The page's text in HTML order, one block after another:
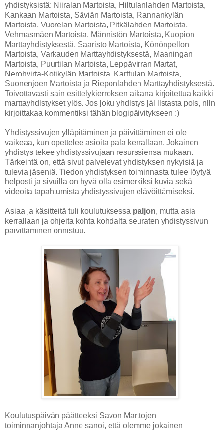
yhdistyksistä: Niiralan Martoista, Hiltulanlahden Martoista,
Kankaan Martoista, Säviän Martoista, Rannankylän
Martoista, Vuorelan Martoista, Pitkälahden Martoista,
Vehmasmäen Martoista, Männistön Martoista, Kuopion
Marttayhdistyksestä, Saaristo Martoista, Könönpellon
Martoista, Varkauden Marttayhdistyksestä, Maaningan
Martoista, Puurtilan Martoista, Leppävirran Martat,
Nerohvirta-Kotikylän Martoista, Karttulan Martoista,
Suonenjoen Martoista ja Rieponlahden Marttayhdistyksestä.
Toivottavasti sain esittelykierroksen aikana kirjoitettua kaikki
marttayhdistykset ylös. Jos joku yhdistys jäi listasta pois, niin
kirjoittakaa kommentiksi tähän blogipäivitykseen :)
Yhdistyssivujen ylläpitäminen ja päivittäminen ei ole
vaikeaa, kun opettelee asioita pala kerrallaan. Jokainen
yhdistys tekee yhdistyssivujaan resurssiensa mukaan.
Tärkeintä on, että sivut palvelevat yhdistyksen nykyisiä ja
tulevia jäseniä. Tiedon yhdistyksen toiminnasta tulee löytyä
helposti ja sivuilla on hyvä olla esimerkiksi kuvia sekä
videoita tapahtumista yhdistyssivujen elävöittämiseksi.
Asiaa ja käsitteitä tuli koulutuksessa paljon, mutta asia
kerrallaan ja ohjeita kohta kohdalta seuraten yhdistyssivun
päivittäminen onnistuu.
Koulutuspäivän päätteeksi Savon Marttojen
toiminnanjohtaja Anne sanoi, että olemme jokainen